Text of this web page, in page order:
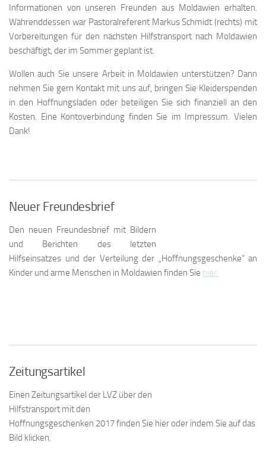
Informationen von unseren Freunden aus Moldawien erhalten.
Währenddessen war Pastoralreferent Markus Schmidt (rechts) mit
Vorbereitungen für den nächsten Hilfstransport nach Moldawien
beschäftigt, der im Sommer geplant ist.
Wollen auch Sie unsere Arbeit in Moldawien unterstützen? Dann
nehmen Sie gern Kontakt mit uns auf, bringen Sie Kleiderspenden
in den Hoffnungsladen oder beteiligen Sie sich finanziell an den
Kosten. Eine Kontoverbindung finden Sie im Impressum. Vielen
Dank!
Neuer Freundesbrief
Den neuen Freundesbrief mit Bildern
und Berichten des letzten
Hilfseinsatzes und der Verteilung der „Hoffnungsgeschenke“ an
Kinder und arme Menschen in Moldawien finden Sie hier.
Zeitungsartikel
Einen Zeitungsartikel der LVZ über den
Hilfstransport mit den
Hoffnungsgeschenken 2017 finden Sie hier oder indem Sie auf das
Bild klicken.